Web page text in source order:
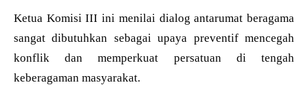
Ketua Komisi III ini menilai dialog antarumat beragama
sangat dibutuhkan sebagai upaya preventif mencegah
konflik dan memperkuat persatuan di tengah
keberagaman masyarakat.